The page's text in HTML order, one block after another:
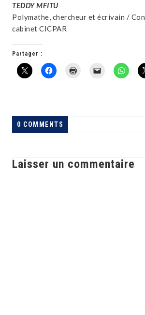
TEDDY MFITU
Polymathe, chercheur et écrivain /
cabinet CICPAR
Partager :
0 COMMENTS
Laisser un commentaire